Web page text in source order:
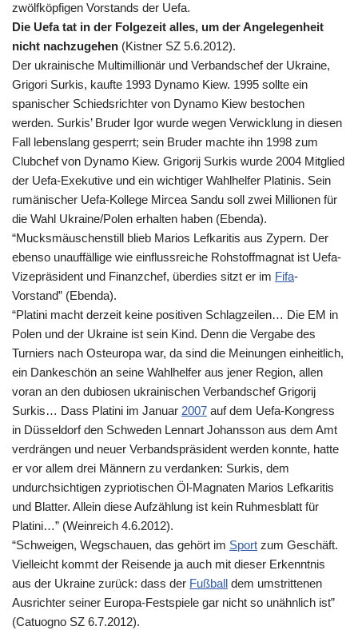
zwölfköpfigen Vorstands der Uefa.
Die Uefa tat in der Folgezeit alles, um der Angelegenheit
nicht nachzugehen (Kistner SZ 5.6.2012).
Der ukrainische Multimillionär und Verbandschef der Ukraine,
Grigori Surkis, kaufte 1993 Dynamo Kiew. 1995 sollte ein
spanischer Schiedsrichter von Dynamo Kiew bestochen
werden. Surkis’ Bruder Igor wurde wegen Verwicklung in diesen
Fall lebenslang gesperrt; sein Bruder machte ihn 1998 zum
Clubchef von Dynamo Kiew. Grigorij Surkis wurde 2004 Mitglied
der Uefa-Exekutive und ein wichtiger Wahlhelfer Platinis. Sein
rumänischer Uefa-Kollege Mircea Sandu soll zwei Millionen für
die Wahl Ukraine/Polen erhalten haben (Ebenda).
“Mucksmäuschenstill blieb Marios Lefkaritis aus Zypern. Der
ebenso unauffällige wie einflussreiche Rohstoffmagnat ist Uefa-
Vizepräsident und Finanzchef, überdies sitzt er im Fifa-
Vorstand” (Ebenda).
“Platini macht derzeit keine positiven Schlagzeilen… Die EM in
Polen und der Ukraine ist sein Kind. Denn die Vergabe des
Turniers nach Osteuropa war, da sind die Meinungen einheitlich,
ein Dankeschön an seine Wahlhelfer aus jener Region, allen
voran an den dubiosen ukrainischen Verbandschef Grigorij
Surkis… Dass Platini im Januar 2007 auf dem Uefa-Kongress
in Düsseldorf den Schweden Lennart Johansson aus dem Amt
verdrängen und neuer Verbandspräsident werden konnte, hatte
er vor allem drei Männern zu verdanken: Surkis, dem
undurchsichtigen zypriotischen Öl-Magnaten Marios Lefkaritis
und Blatter. Allein diese Aufzählung ist kein Ruhmesblatt für
Platini…” (Weinreich 4.6.2012).
“Schweigen, Wegschauen, das gehört im Sport zum Geschäft.
Vielleicht kommt der Reisende ja auch mit dieser Erkenntnis
aus der Ukraine zurück: dass der Fußball dem umstrittenen
Ausrichter seiner Europa-Festspiele gar nicht so unähnlich ist”
(Catuogno SZ 6.7.2012).